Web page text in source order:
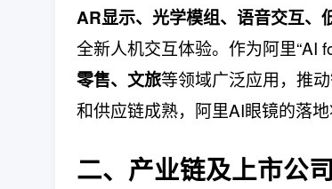
AR显示、光学模组、语音交互、
全新人机交互体验。作为阿里“AI
零售、文旅等领域广泛应用，推
和供应链成熟，阿里AI眼镜的落
二、产业链及上市公